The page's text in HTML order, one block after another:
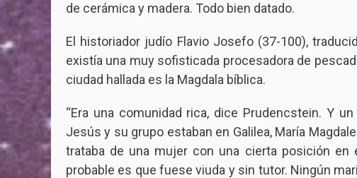
de cerámica y madera. Todo bien datado.
El historiador judío Flavio Josefo (37-100),
existía una muy sofisticada procesadora de
ciudad hallada es la Magdala bíblica.
“Era una comunidad rica, dice Prudencstein. Y
Jesús y su grupo estaban en Galilea, María
trataba de una mujer con una cierta posición en
probable es que fuese viuda y sin tutor. Ningún